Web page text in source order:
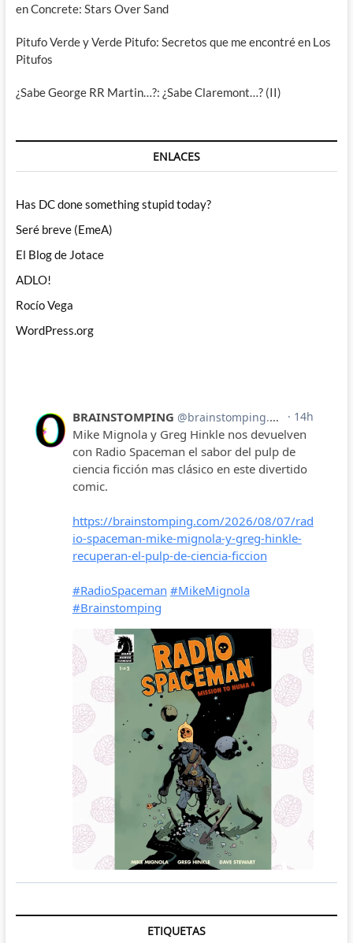
en Concrete: Stars Over Sand
Pitufo Verde y Verde Pitufo: Secretos que me encontré en Los
Pitufos
¿Sabe George RR Martin…?: ¿Sabe Claremont…? (II)
ENLACES
Has DC done something stupid today?
Seré breve (EmeA)
El Blog de Jotace
ADLO!
Rocío Vega
WordPress.org
ETIQUETAS